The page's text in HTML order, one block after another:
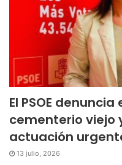
El PSOE
cementerio viejo
actuación
13 julio, 2026